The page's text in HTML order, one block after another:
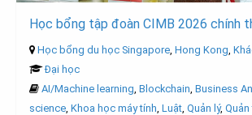
Học bổng tập đoàn CIMB 2026 chính
Học bổng du học Singapore Hong Kong
Đại học
AI/Machine learning Blockchain Business
science Khoa học máy tính Luật Quản lý,